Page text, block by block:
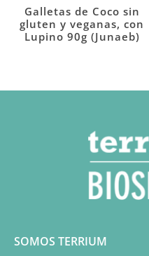
Galletas de Coco sin
gluten y veganas, con
Lupino 90g (Junaeb)
SOMOS TERRIUM